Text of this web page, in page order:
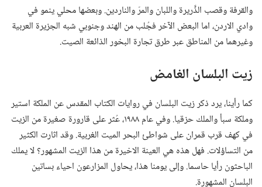
والقرفة وقصب الذَّريرة واللبان والمرّ والناردين.‏ وبعضها محلي ينمو في
وادي الاردن،‏ اما البعض الآخر فجُلب من الهند وجنوبي شبه الجزيرة العربية
وغيرهما من المناطق عبر طرق تجارة البخور الذائعة الصيت.‏
زيت البلسان الغامض
كما رأينا،‏ يرد ذكر زيت البلسان في روايات الكتاب المقدس عن الملكة استير
وملكة سبأ والملك حزقيا.‏ وفي عام ١٩٨٨،‏ عُثر على قارورة صغيرة من الزيت
في كهف قرب قمران على شواطئ البحر الميت الغربية.‏ وقد اثارت الكثير
من التساؤلات.‏ فهل هذه هي العينة الاخيرة من هذا الزيت المشهور؟‏ لا يملك
الباحثون رأيا حاسما.‏ وإلى يومنا هذا،‏ يحاول المزارعون احياء بساتين
البلسان المشهورة.‏